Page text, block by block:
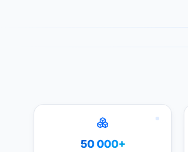
50 000+